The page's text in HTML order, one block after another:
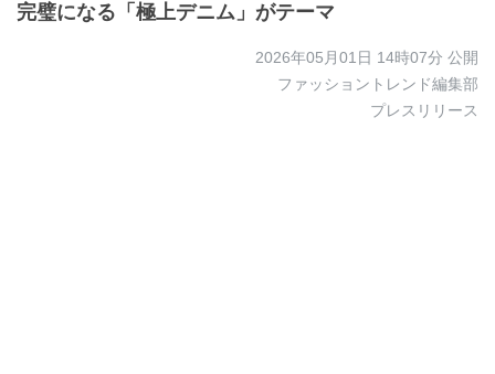
完璧になる「極上デニム」がテーマ
2026年05月01日 14時07分 公開
ファッショントレンド編集部
プレスリリース